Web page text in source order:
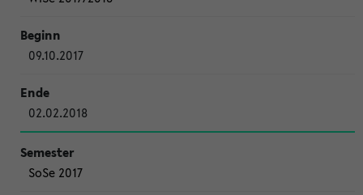
09.10.2017
02.02.2018
SoSe 2017